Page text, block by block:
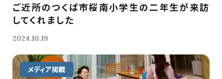
ご近所のつくば市桜南小学生の二年生が来訪
してくれました
2024.10.19
メディア掲載